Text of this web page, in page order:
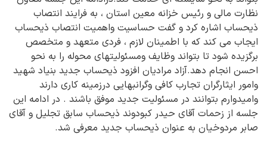
نظارت مالی و رئیس خزانه معین استان ، به فرایند انتصاب
ذیحساب اشاره کرد و گفت حساسیت واهمیت انتصاب ذیحساب
ایجاب می کند که با اطمینان لازم ، فردی متعهد و متخصص
برگزیده شود تا بتواند وظایف ومسئولیتهای محوله را به نحو
احسن انجام دهد.آزاد مرادیان افزود ذیحساب جدید بنیاد شهید
وامور ایثارگران تجارب کافی وگرانبهایی درزمینه کاری دارند
وامیدوارم بتوانند در مسئولیت جدید موفق باشند . در ادامه این
جلسه از زحمات آقای حیدر کبودوند ذیحساب سابق تجلیل و آقای
صابر مردوخیان به عنوان ذیحساب جدید معرفی شد.